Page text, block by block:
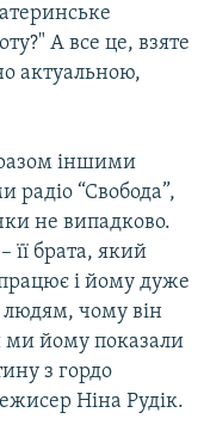
А все це, взяте
актуальною,
іншими
радіо “Свобода”,
не випадково.
її брата, який
і йому дуже
чому він
ми йому показали
з гордо
Ніна Рудік.